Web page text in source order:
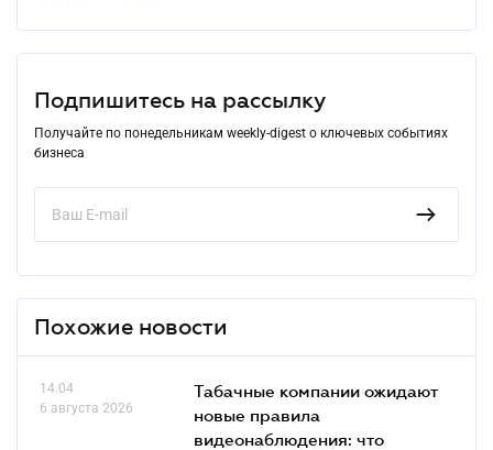
Подпишитесь на рассылку
Получайте по понедельникам weekly-digest о ключевых событиях
бизнеса
Похожие новости
14.04
6 августа 2026
Табачные компании ожидают
новые правила
видеонаблюдения: что